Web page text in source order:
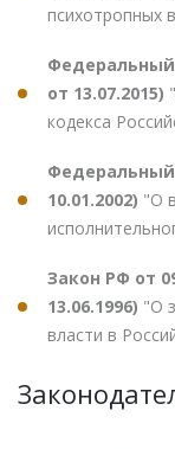
психотропных
Федеральный
от 13.07.2015)
кодекса
Федеральный
10.01.2002) "О
Закон РФ от
13.06.1996) "О
власти в